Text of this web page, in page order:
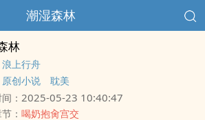
潮湿森林
林
浪上行舟
原创小说
耽美
： 2025-05-23 10:40:47
： 喝奶抱肏宫交